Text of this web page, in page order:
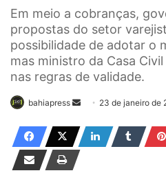
Em meio a cobranças,
propostas do setor
possibilidade de adotar o
mas ministro da Casa
nas regras de validade.
bahiapress
n
23 de janeiro de